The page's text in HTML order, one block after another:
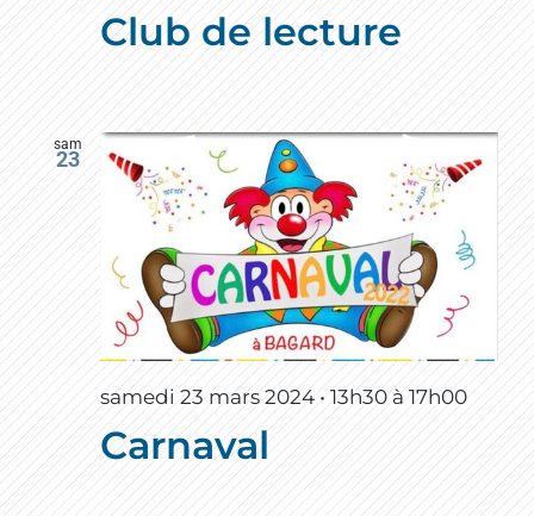
Club de lecture
sam
23
samedi 23 mars 2024 • 13h30 à 17h00
Carnaval